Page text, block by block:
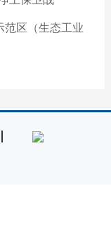
范区（生态工业